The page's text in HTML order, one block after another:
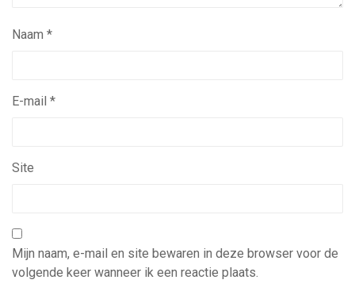
Naam *
E-mail *
Site
Mijn naam, e-mail en site bewaren in deze browser voor de
volgende keer wanneer ik een reactie plaats.